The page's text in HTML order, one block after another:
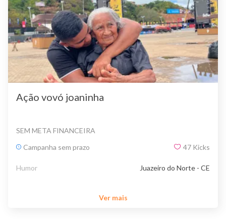
Ação vovó joaninha
SEM META FINANCEIRA
Campanha sem prazo
47 Kicks
Humor Juazeiro do Norte - CE
Ver mais